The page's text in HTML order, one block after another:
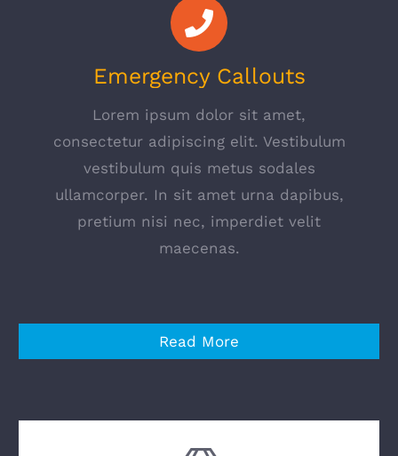
Emergency Callouts
Lorem ipsum dolor sit amet,
consectetur adipiscing elit. Vestibulum
vestibulum quis metus sodales
ullamcorper. In sit amet urna dapibus,
pretium nisi nec, imperdiet velit
maecenas.
Read More